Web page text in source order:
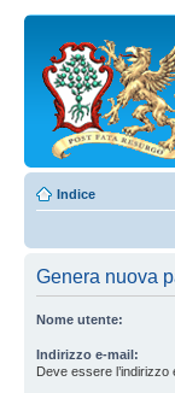
Indice
Genera nuova
Nome utente:
Indirizzo e-mail:
Deve essere